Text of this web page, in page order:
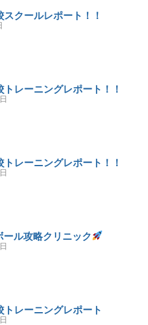
スクールレポート！！
トレーニングレポート！！
トレーニングレポート！！
ール攻略クリニック
トレーニングレポート